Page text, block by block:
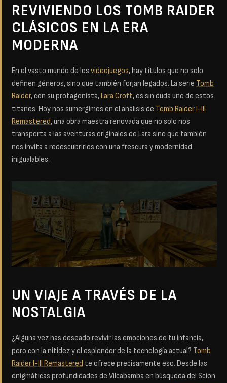
REVIVIENDO LOS TOMB RAIDER
CLÁSICOS EN LA ERA
MODERNA
En el vasto mundo de los videojuegos, hay títulos que no solo
definen géneros, sino que también forjan legados. La serie Tomb
Raider, con su protagonista,Lara Croft, es sin duda uno de estos
titanes. Hoy nos sumergimos en el análisis de Tomb Raider I-III
Remastered, una obra maestra renovada que no solo nos
transporta a las aventuras originales de Lara sino que también
nos invita a redescubrirlos con una frescura y modernidad
inigualables.
UN VIAJE A TRAVÉS DE LA
NOSTALGIA
¿Alguna vez has deseado revivir las emociones de tu infancia,
pero con la nitidez y el esplendor de la tecnología actual? Tomb
Raider I-III Remastered te ofrece precisamente eso. Desde las
enigmáticas profundidades de Vilcabamba en búsqueda del Scion